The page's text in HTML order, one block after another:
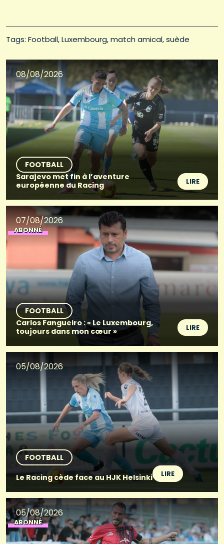
Tags: Football Luxembourg match amical suède
08/08/2026
FOOTBALL
Sarajevo met fin à l’aventure
européenne du Racing
LIRE
07/08/2026
ABONNÉ
FOOTBALL
Carlos Fangueiro : « Le Luxembourg,
toujours dans mon cœur »
LIRE
05/08/2026
FOOTBALL
Le Racing cède face au HJK Helsinki
LIRE
05/08/2026
ABONNÉ